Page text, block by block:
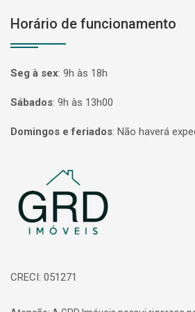
Horário de funcionamento
Seg à sex: 9h às 18h
Sábados: 9h às 13h00
Domingos e feriados: Não haverá
Página inicial
CRECI: 051271